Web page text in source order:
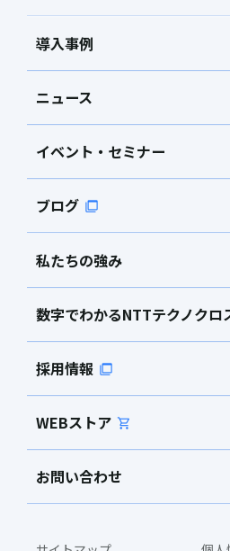
導入事例
ニュース
イベント・セミナー
ブログ
私たちの強み
数字でわかるNTTテクノクロ
採用情報
WEBストア
お問い合わせ